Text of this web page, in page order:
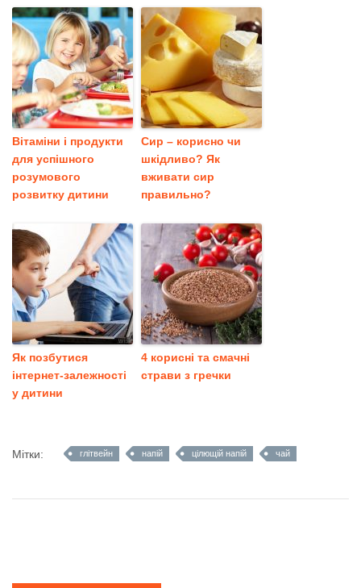
Вітаміни і продукти
для успішного
розумового
розвитку дитини
Сир – корисно чи
шкідливо? Як
вживати сир
правильно?
Як позбутися
інтернет-залежності
у дитини
4 корисні та смачні
страви з гречки
Мітки: глітвейн напій цілющій напій чай